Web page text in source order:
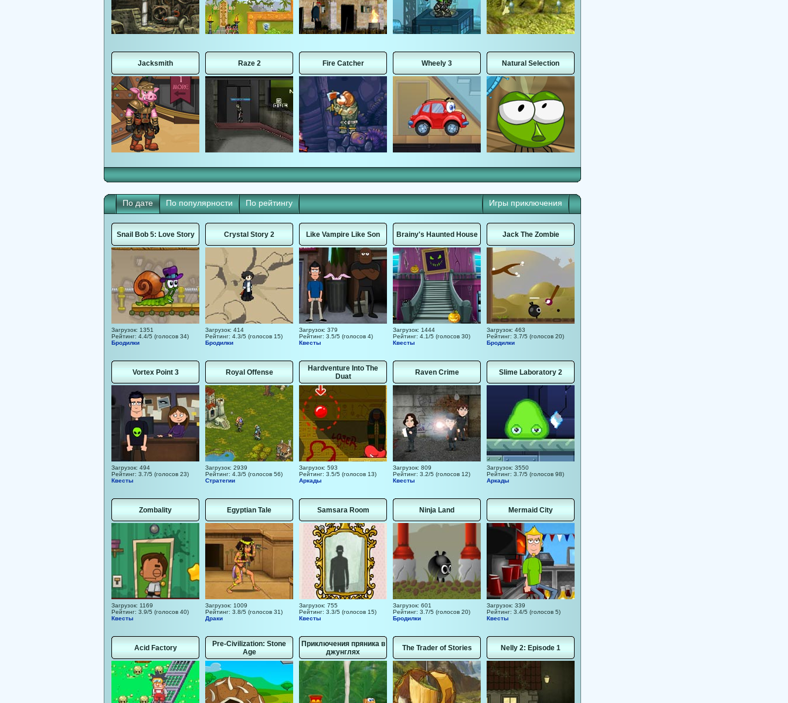
Jacksmith Raze 2 Fire Catcher Wheely 3 Natural Selection
Игры приключения
По дате По популярности По рейтингу
Snail Bob 5: Love Story
Загрузок: 1351
Рейтинг: 4.4/5 (голосов 34)
Бродилки
Crystal Story 2
Загрузок: 414
Рейтинг: 4.3/5 (голосов 15)
Бродилки
Like Vampire Like Son
Загрузок: 379
Рейтинг: 3.5/5 (голосов 4)
Квесты
Brainy's Haunted House
Загрузок: 1444
Рейтинг: 4.1/5 (голосов 30)
Квесты
Jack The Zombie
Загрузок: 463
Рейтинг: 3.7/5 (голосов 20)
Бродилки
Vortex Point 3
Загрузок: 494
Рейтинг: 3.7/5 (голосов 23)
Квесты
Royal Offense
Загрузок: 2939
Рейтинг: 4.3/5 (голосов 56)
Стратегии
Hardventure Into The
Duat
Загрузок: 593
Рейтинг: 3.5/5 (голосов 13)
Аркады
Raven Crime
Загрузок: 809
Рейтинг: 3.2/5 (голосов 12)
Квесты
Slime Laboratory 2
Загрузок: 3550
Рейтинг: 3.7/5 (голосов 98)
Аркады
Zombality
Загрузок: 1169
Рейтинг: 3.9/5 (голосов 40)
Квесты
Egyptian Tale
Загрузок: 1009
Рейтинг: 3.8/5 (голосов 31)
Драки
Samsara Room
Загрузок: 755
Рейтинг: 3.3/5 (голосов 15)
Квесты
Ninja Land
Загрузок: 601
Рейтинг: 3.7/5 (голосов 20)
Бродилки
Mermaid City
Загрузок: 339
Рейтинг: 3.4/5 (голосов 5)
Квесты
Acid Factory
Pre-Civilization: Stone
Age
Приключения пряника в
джунглях
The Trader of Stories Nelly 2: Episode 1